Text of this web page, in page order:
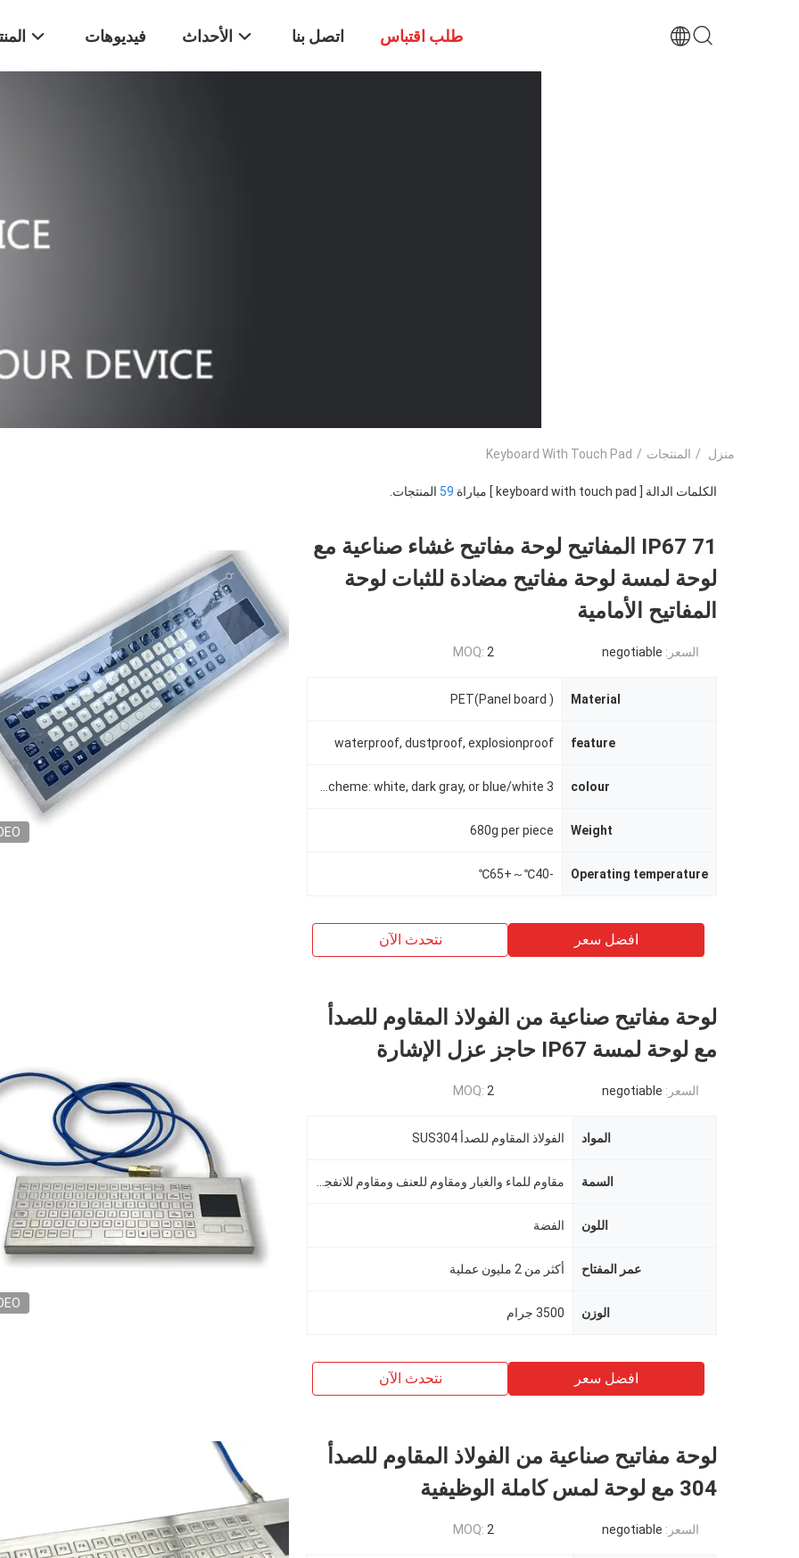
فيديوهات الأحداث اتصل بنا طلب اقتباس
منزل / المنتجات /
Keyboard With Touch Pad
الكلمات الدالة [ keyboard with touch pad ] مباراة 59 المنتجات.
IP67 71 المفاتيح لوحة مفاتيح غشاء صناعية مع
لوحة لمسة لوحة مفاتيح مضادة للثبات لوحة
المفاتيح الأمامية
السعر: negotiable
MOQ: 2
Material
PET(Panel board )
feature
waterproof, dustproof, explosionproof
colour
Weight
680g per piece
Operating temperature
-40℃～+65℃
افضل سعر نتحدث الآن
لوحة مفاتيح صناعية من الفولاذ المقاوم للصدأ
مع لوحة لمسة IP67 حاجز عزل الإشارة
السعر: negotiable
MOQ: 2
المواد الفولاذ المقاوم للصدأ SUS304
السمة
اللون الفضة
عمر المفتاح أكثر من 2 مليون عملية
الوزن 3500 جرام
افضل سعر نتحدث الآن
لوحة مفاتيح صناعية من الفولاذ المقاوم للصدأ
304 مع لوحة لمس كاملة الوظيفية
السعر: negotiable
MOQ: 2